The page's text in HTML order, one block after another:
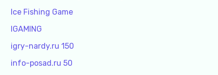
Ice Fishing Game
IGAMING
igry-nardy.ru 150
info-posad.ru 50